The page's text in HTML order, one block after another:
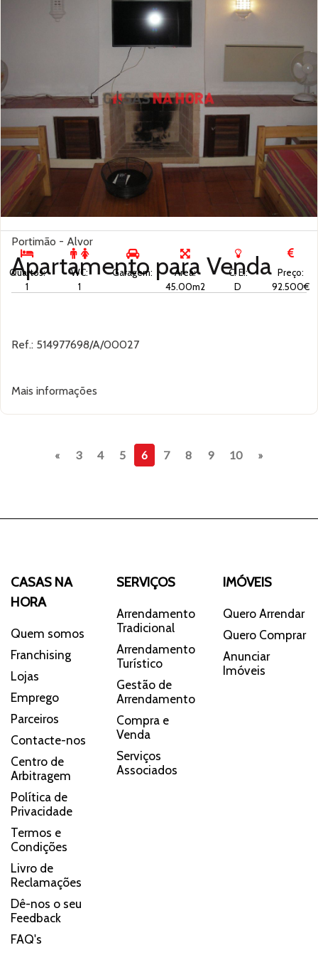
Portimão - Alvor
Apartamento paraVenda
Ref.: 514977698/A/00027
Mais informações
Quartos:
1
WC:
1
Garagem:
Área:
45.00m2
C. E.:
D
Preço:
92.500€
«Previous
3 4 5 6 7 8 9 10 »
CASAS NA
HORA
Quem somos
Franchising
Lojas
Emprego
Parceiros
Contacte-nos
Centro de
Arbitragem
Política de
Privacidade
Termos e
Condições
Livro de
Reclamações
Dê-nos o seu
Feedback
FAQ's
SERVIÇOS
Arrendamento
Tradicional
Arrendamento
Turístico
Gestão de
Arrendamento
Compra e
Venda
Serviços
Associados
IMÓVEIS
Quero Arrendar
Quero Comprar
Anunciar
Imóveis